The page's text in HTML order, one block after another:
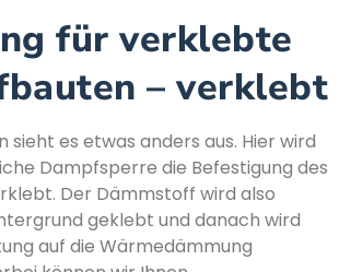
für verklebte
– verklebt
sieht es etwas anders aus. Hier wird
Dampfsperre die Befestigung des
Der Dämmstoff wird also
geklebt und danach wird
auf die Wärmedämmung